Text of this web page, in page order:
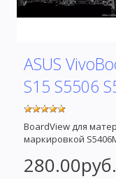
ASUS
S15 S5506
BoardView для
маркировкой
280.00руб.